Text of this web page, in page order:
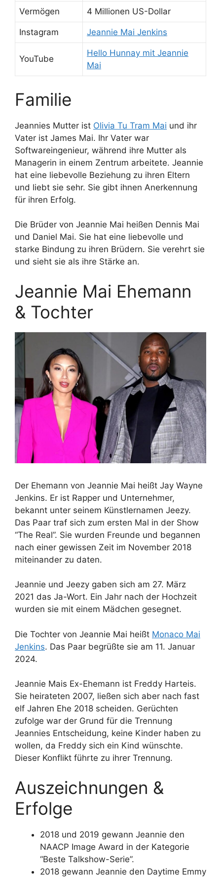
Vermögen 4 Millionen US-Dollar
Instagram Jeannie Mai Jenkins
YouTube
Hello Hunnay mit Jeannie
Mai
Familie
Jeannies Mutter ist Olivia Tu Tram Mai und ihr
Vater ist James Mai. Ihr Vater war
Softwareingenieur, während ihre Mutter als
Managerin in einem Zentrum arbeitete. Jeannie
hat eine liebevolle Beziehung zu ihren Eltern
und liebt sie sehr. Sie gibt ihnen Anerkennung
für ihren Erfolg.
Die Brüder von Jeannie Mai heißen Dennis Mai
und Daniel Mai. Sie hat eine liebevolle und
starke Bindung zu ihren Brüdern. Sie verehrt sie
und sieht sie als ihre Stärke an.
Jeannie Mai Ehemann
& Tochter
Der Ehemann von Jeannie Mai heißt Jay Wayne
Jenkins. Er ist Rapper und Unternehmer,
bekannt unter seinem Künstlernamen Jeezy.
Das Paar traf sich zum ersten Mal in der Show
“The Real”. Sie wurden Freunde und begannen
nach einer gewissen Zeit im November 2018
miteinander zu daten.
Jeannie und Jeezy gaben sich am 27. März
2021 das Ja-Wort. Ein Jahr nach der Hochzeit
wurden sie mit einem Mädchen gesegnet.
Die Tochter von Jeannie Mai heißt Monaco Mai
Jenkins. Das Paar begrüßte sie am 11. Januar
2024.
Jeannie Mais Ex-Ehemann ist Freddy Harteis.
Sie heirateten 2007, ließen sich aber nach fast
elf Jahren Ehe 2018 scheiden. Gerüchten
zufolge war der Grund für die Trennung
Jeannies Entscheidung, keine Kinder haben zu
wollen, da Freddy sich ein Kind wünschte.
Dieser Konflikt führte zu ihrer Trennung.
Auszeichnungen &
Erfolge
2018 und 2019 gewann Jeannie den
NAACP Image Award in der Kategorie
“Beste Talkshow-Serie”.
2018 gewann Jeannie den Daytime Emmy